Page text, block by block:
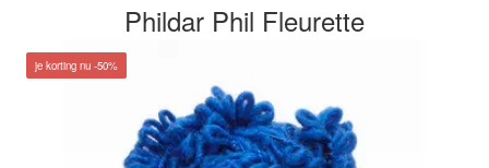
Phildar Phil Fleurette
je korting nu -50%